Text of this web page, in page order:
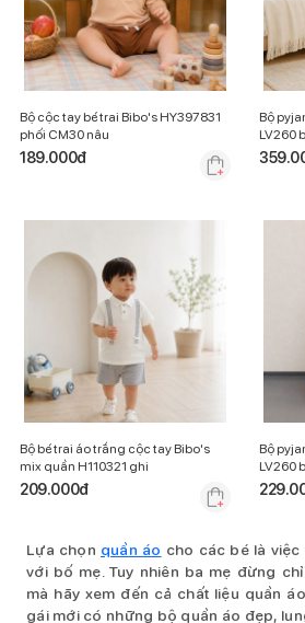
Bộ cộc tay bé trai Bibo's HY397831
phối CM30 nâu
189.000đ
Bộ
LV260
Bộ bé trai áo trắng cộc tay Bibo's
mix quần H110321 ghi
209.000đ
Bộ
LV260
Lựa chọn quần áo cho các bé là
với bố mẹ. Tuy nhiên ba mẹ đừng
mà hãy xem đến cả chất liệu quần
gái mới có những bộ quần áo đẹp,